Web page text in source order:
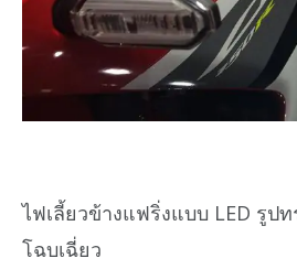
ไฟเลี้ยวข้างแฟริ่งแบบ LED รูป
โฉบเฉี่ยว